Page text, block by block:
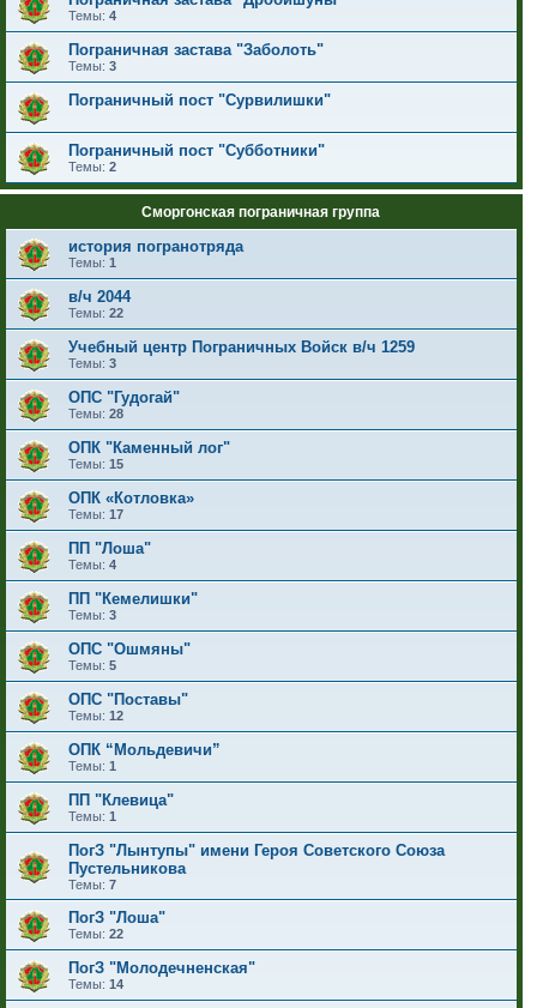
Темы: 4
Пограничная застава "Заболоть"
Темы: 3
Пограничный пост "Сурвилишки"
Пограничный пост "Субботники"
Темы: 2
Сморгонская пограничная группа
история погранотряда
Темы: 1
в/ч 2044
Темы: 22
Учебный центр Пограничных Войск в/ч 1259
Темы: 3
ОПС "Гудогай"
Темы: 28
ОПК "Каменный лог"
Темы: 15
ОПК «Котловка»
Темы: 17
ПП "Лоша"
Темы: 4
ПП "Кемелишки"
Темы: 3
ОПС "Ошмяны"
Темы: 5
ОПС "Поставы"
Темы: 12
ОПК “Мольдевичи”
Темы: 1
ПП "Клевица"
Темы: 1
ПогЗ "Лынтупы" имени Героя Советского Союза
Пустельникова
Темы: 7
ПогЗ "Лоша"
Темы: 22
ПогЗ "Молодечненская"
Темы: 14